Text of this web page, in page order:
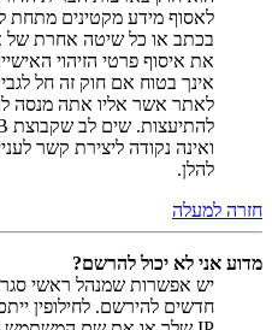
בכתב או כל שיטה אחרת של
אינך בטוח אם חוק זה חל
לאתר אשר אליו אתה מנסה
ואינה נקודה ליצירת קשר
להלן.
חזרה למעלה
מדוע אני לא יכול להרשם?
יש אפשרות שמנהל ראשי
חדשים להירשם. לחילופין